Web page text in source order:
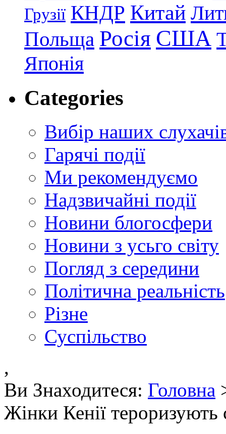
Грузії КНДР Китай
Польща Росія США
Японія
Categories
Вибір наших
Гарячі події
Ми рекомендуємо
Надзвичайні події
Новини блогосфери
Новини з усьго світу
Погляд з середини
Політична реальність
Різне
Суспільство
,
Ви Знаходитеся: Головна
Жінки Кенії тероризують